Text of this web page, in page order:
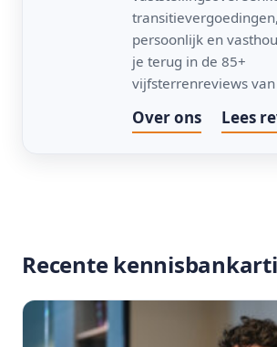
persoonlijk en
je terug in de 85+
vijfsterrenreviews
Over ons Lees
Recente